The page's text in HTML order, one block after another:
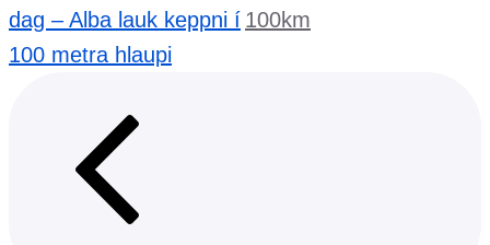
dag – Alba lauk keppni í
100 metra hlaupi
100km